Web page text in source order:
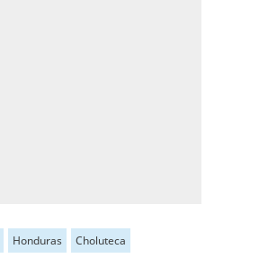
Honduras Choluteca